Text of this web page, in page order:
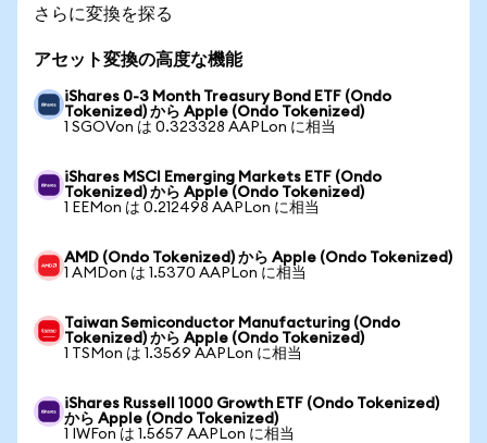
さらに変換を探る
アセット変換の高度な機能
iShares 0-3 Month Treasury Bond ETF (Ondo
Tokenized) から Apple (Ondo Tokenized)
1 SGOVon は 0.323328 AAPLon に相当
iShares MSCI Emerging Markets ETF (Ondo
Tokenized) から Apple (Ondo Tokenized)
1 EEMon は 0.212498 AAPLon に相当
AMD (Ondo Tokenized) から Apple (Ondo Tokenized)
1 AMDon は 1.5370 AAPLon に相当
Taiwan Semiconductor Manufacturing (Ondo
Tokenized) から Apple (Ondo Tokenized)
1 TSMon は 1.3569 AAPLon に相当
iShares Russell 1000 Growth ETF (Ondo Tokenized)
から Apple (Ondo Tokenized)
1 IWFon は 1.5657 AAPLon に相当